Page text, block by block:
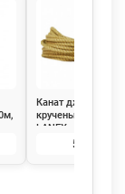
Канат джутовый
крученый d8мм,
LANEX
506 ₽